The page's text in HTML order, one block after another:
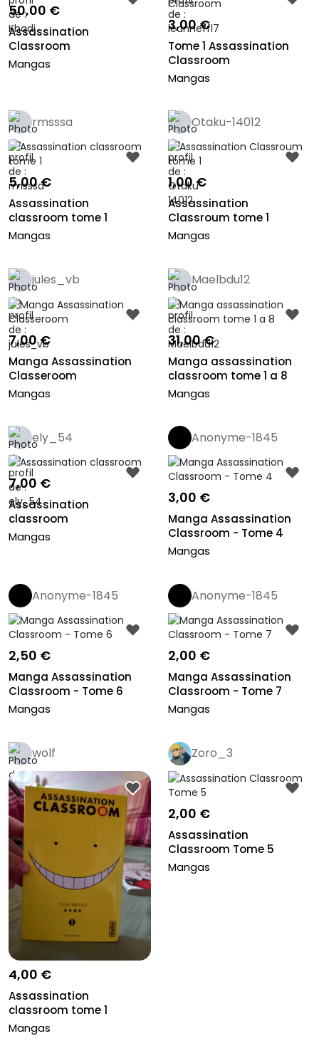
50,00 €
Assassination
Classroom
Mangas
3,00 €
Tome 1 Assassination
Classroom
Mangas
rmsssa
5,00 €
Assassination
classroom tome 1
Mangas
Otaku-14012
1,00 €
Assassination
Classroum tome 1
Mangas
jules_vb
7,00 €
Manga Assassination
Classeroom
Mangas
Maelbdu12
31,00 €
Manga assassination
classroom tome 1 a 8
Mangas
ely_54
7,00 €
Assassination
classroom
Mangas
Anonyme-1845
3,00 €
Manga Assassination
Classroom - Tome 4
Mangas
Anonyme-1845
2,50 €
Manga Assassination
Classroom - Tome 6
Mangas
Anonyme-1845
2,00 €
Manga Assassination
Classroom - Tome 7
Mangas
wolf
4,00 €
Assassination
classroom tome 1
Mangas
Zoro_3
2,00 €
Assassination
Classroom Tome 5
Mangas